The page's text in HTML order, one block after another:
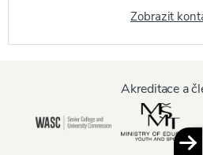
Zobrazit
Akreditace a